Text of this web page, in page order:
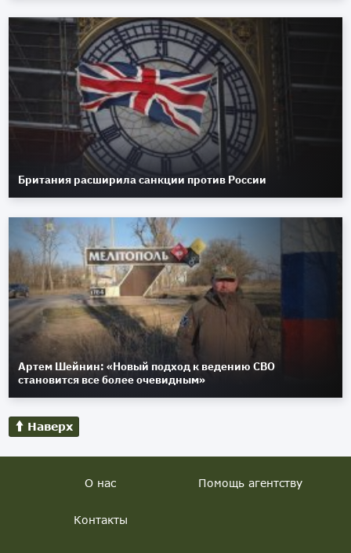
Британия расширила санкции против России
Артем Шейнин: «Новый подход к ведению СВО
становится все более очевидным»
Наверх
О нас Помощь агентству
Контакты